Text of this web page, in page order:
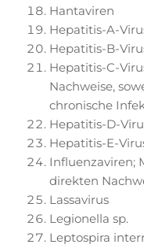
Hantaviren
Hepatitis-A-
Hepatitis-B-
Hepatitis-C-
Nachweise,
chronische
Hepatitis-D-
Hepatitis-E-
Influenzaviren;
direkten
Lassavirus
Legionella sp.
Leptospira